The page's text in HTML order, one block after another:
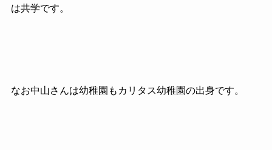
は共学です。
なお中山さんは幼稚園もカリタス幼稚園の出身です。